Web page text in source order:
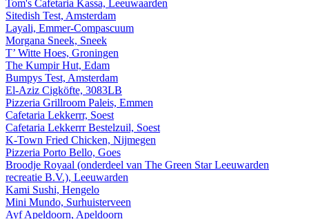
Tom's Cafetaria Kassa, Leeuwaarden
Sitedish Test, Amsterdam
Layali, Emmer-Compascuum
Morgana Sneek, Sneek
T’ Witte Hoes, Groningen
The Kumpir Hut, Edam
Bumpys Test, Amsterdam
El-Aziz Cigköfte, 3083LB
Pizzeria Grillroom Paleis, Emmen
Cafetaria Lekkerrr, Soest
Cafetaria Lekkerrr Bestelzuil, Soest
K-Town Fried Chicken, Nijmegen
Pizzeria Porto Bello, Goes
Broodje Royaal (onderdeel van The Green Star Leeuwarden
recreatie B.V.), Leeuwarden
Kami Sushi, Hengelo
Mini Mundo, Surhuisterveen
Ayf Apeldoorn, Apeldoorn